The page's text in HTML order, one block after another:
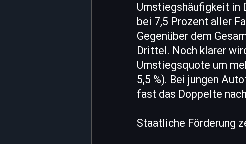
Umstiegshäufigkeit in
bei 7,5 Prozent aller
Gegenüber dem
Drittel. Noch klarer
Umstiegsquote um
5,5 %). Bei jungen
fast das Doppelte
Staatliche Förderung